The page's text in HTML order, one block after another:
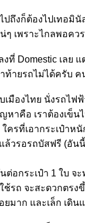
ปถึงก็ต้องไปเทอมิ
ๆ เพราะไกลพอควร
ที่ Domestic เลย
าท้ายรถไม่ได้ครับ
มืองไทย นั่งรถไฟ
หาคือ เราต้องเข็
ครที่เอากระเป๋าห
ล้วรอรถบัสฟรี (อัน
ต่อกระเป๋า 1 ใบ
ใช้รถ จะสะดวกตร
มาก และเล็ก เดิน